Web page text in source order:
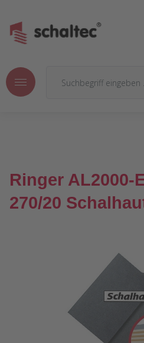
Ringer AL2000-
270/20
Bildergalerie überspringen